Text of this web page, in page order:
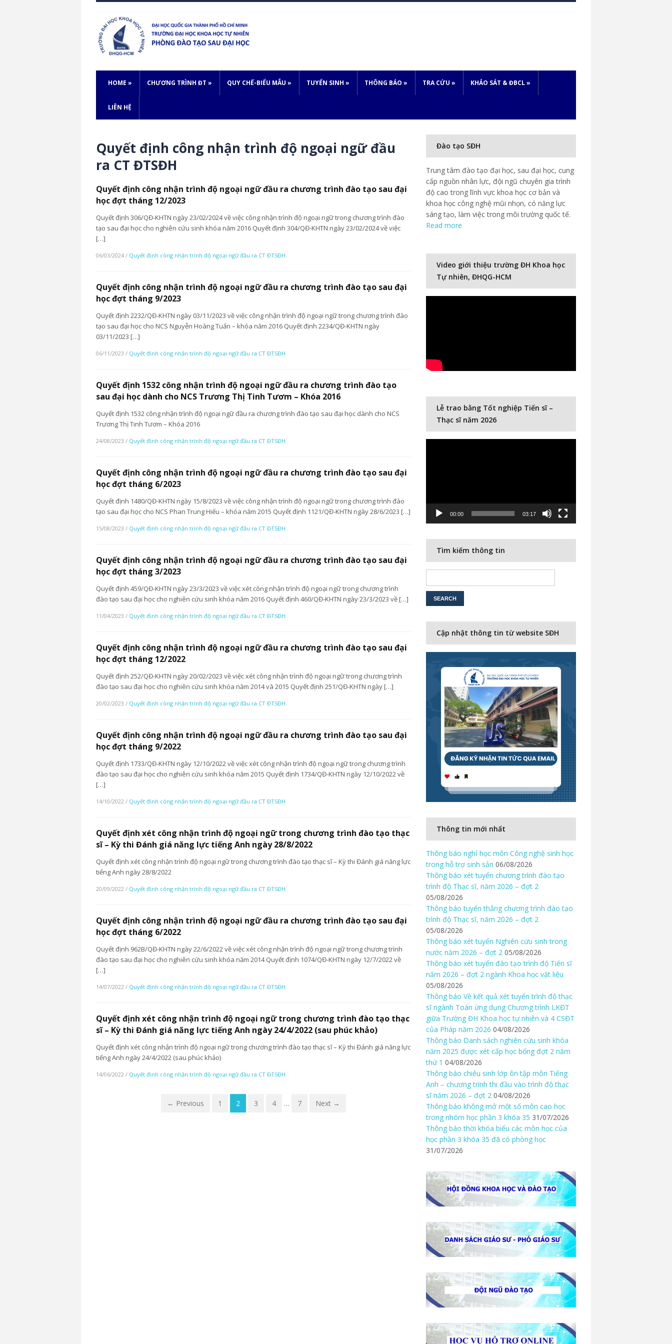
HOME » CHƯƠNG TRÌNH ĐT » QUY CHẾ-BIỂU MẪU » TUYỂN SINH » THÔNG BÁO » TRA CỨU » KHẢO SÁT & ĐBCL»
LIÊN HỆ
Quyết định công nhận trình độ ngoại ngữ đầu
ra CT ĐTSĐH
Quyết định công nhận trình độ ngoại ngữ đầu ra chương trình đào tạo sau đại
học đợt tháng 12/2023
Quyết định 306/QĐ-KHTN ngày 23/02/2024 về việc công nhận trình độ ngoại ngữ trong chương trình đào
tạo sau đại học cho nghiên cứu sinh khóa năm 2016 Quyết định 304/QĐ-KHTN ngày 23/02/2024 về việc
[…]
06/03/2024 / Quyết định công nhận trình độ ngoại ngữ đầu ra CT ĐTSĐH
Quyết định công nhận trình độ ngoại ngữ đầu ra chương trình đào tạo sau đại
học đợt tháng 9/2023
Quyết định 2232/QĐ-KHTN ngày 03/11/2023 về việc công nhận trình độ ngoại ngữ trong chương trình đào
tạo sau đại học cho NCS Nguyễn Hoàng Tuấn – khóa năm 2016 Quyết định 2234/QĐ-KHTN ngày
03/11/2023 […]
06/11/2023 / Quyết định công nhận trình độ ngoại ngữ đầu ra CT ĐTSĐH
Quyết định 1532 công nhận trình độ ngoại ngữ đầu ra chương trình đào tạo
sau đại học dành cho NCS Trương Thị Tinh Tươm – Khóa 2016
Quyết định 1532 công nhận trình độ ngoại ngữ đầu ra chương trình đào tạo sau đại học dành cho NCS
Trương Thị Tinh Tươm – Khóa 2016
24/08/2023 / Quyết định công nhận trình độ ngoại ngữ đầu ra CT ĐTSĐH
Quyết định công nhận trình độ ngoại ngữ đầu ra chương trình đào tạo sau đại
học đợt tháng 6/2023
Quyết định 1480/QĐ-KHTN ngày 15/8/2023 về việc công nhận trình độ ngoại ngữ trong chương trình đào
tạo sau đại học cho NCS Phan Trung Hiếu – khóa năm 2015 Quyết định 1121/QĐ-KHTN ngày 28/6/2023 […]
15/08/2023 / Quyết định công nhận trình độ ngoại ngữ đầu ra CT ĐTSĐH
Quyết định công nhận trình độ ngoại ngữ đầu ra chương trình đào tạo sau đại
học đợt tháng 3/2023
Quyết định 459/QĐ-KHTN ngày 23/3/2023 về việc xét công nhận trình độ ngoại ngữ trong chương trình
đào tạo sau đại học cho nghiên cứu sinh khóa năm 2016 Quyết định 460/QĐ-KHTN ngày 23/3/2023 về […]
11/04/2023 / Quyết định công nhận trình độ ngoại ngữ đầu ra CT ĐTSĐH
Quyết định công nhận trình độ ngoại ngữ đầu ra chương trình đào tạo sau đại
học đợt tháng 12/2022
Quyết định 252/QĐ-KHTN ngày 20/02/2023 về việc xét công nhận trình độ ngoại ngữ trong chương trình
đào tạo sau đại học cho nghiên cứu sinh khóa năm 2014 và 2015 Quyết định 251/QĐ-KHTN ngày […]
20/02/2023 / Quyết định công nhận trình độ ngoại ngữ đầu ra CT ĐTSĐH
Quyết định công nhận trình độ ngoại ngữ đầu ra chương trình đào tạo sau đại
học đợt tháng 9/2022
Quyết định 1733/QĐ-KHTN ngày 12/10/2022 về việc xét công nhận trình độ ngoại ngữ trong chương trình
đào tạo sau đại học cho nghiên cứu sinh khóa năm 2015 Quyết định 1734/QĐ-KHTN ngày 12/10/2022 về
[…]
14/10/2022 / Quyết định công nhận trình độ ngoại ngữ đầu ra CT ĐTSĐH
Quyết định xét công nhận trình độ ngoại ngữ trong chương trình đào tạo thạc
sĩ – Kỳ thi Đánh giá năng lực tiếng Anh ngày 28/8/2022
Quyết định xét công nhận trình độ ngoại ngữ trong chương trình đào tạo thạc sĩ – Kỳ thi Đánh giá năng lực
tiếng Anh ngày 28/8/2022
20/09/2022 / Quyết định công nhận trình độ ngoại ngữ đầu ra CT ĐTSĐH
Quyết định công nhận trình độ ngoại ngữ đầu ra chương trình đào tạo sau đại
học đợt tháng 6/2022
Quyết định 962B/QĐ-KHTN ngày 22/6/2022 về việc xét công nhận trình độ ngoại ngữ trong chương trình
đào tạo sau đại học cho nghiên cứu sinh khóa năm 2014 Quyết định 1074/QĐ-KHTN ngày 12/7/2022 về
[…]
14/07/2022 / Quyết định công nhận trình độ ngoại ngữ đầu ra CT ĐTSĐH
Quyết định xét công nhận trình độ ngoại ngữ trong chương trình đào tạo thạc
sĩ – Kỳ thi Đánh giá năng lực tiếng Anh ngày 24/4/2022 (sau phúc khảo)
Quyết định xét công nhận trình độ ngoại ngữ trong chương trình đào tạo thạc sĩ – Kỳ thi Đánh giá năng lực
tiếng Anh ngày 24/4/2022 (sau phúc khảo)
14/06/2022 / Quyết định công nhận trình độ ngoại ngữ đầu ra CT ĐTSĐH
← Previous 1 2 3 4 … 7 Next →
Đào tạo SĐH
Trung tâm đào tạo đại học, sau đại học, cung
cấp nguồn nhân lực, đội ngũ chuyên gia trình
độ cao trong lĩnh vực khoa học cơ bản và
khoa học công nghệ mũi nhọn, có năng lực
sáng tạo, làm việc trong môi trường quốc tế.
Read more
Video giới thiệu trường ĐH Khoa học
Tự nhiên, ĐHQG-HCM
Lễ trao bằng Tốt nghiệp Tiến sĩ –
Thạc sĩ năm 2026
00:00 03:17
Tìm kiếm thông tin
Cập nhật thông tin từ website SĐH
Thông tin mới nhất
Thông báo nghỉ học môn Công nghệ sinh học
trong hỗ trợ sinh sản 06/08/2026
Thông báo xét tuyển chương trình đào tạo
trình độ Thạc sĩ, năm 2026 – đợt 2
05/08/2026
Thông báo tuyển thẳng chương trình đào tạo
trình độ Thạc sĩ, năm 2026 – đợt 2
05/08/2026
Thông báo xét tuyển Nghiên cứu sinh trong
nước năm 2026 – đợt 2 05/08/2026
Thông báo xét tuyển đào tạo trình độ Tiến sĩ
năm 2026 – đợt 2 ngành Khoa học vật liệu
05/08/2026
Thông báo Về kết quả xét tuyển trình độ thạc
sĩ ngành Toán ứng dụng Chương trình LKĐT
giữa Trường ĐH Khoa học tự nhiên và 4 CSĐT
của Pháp năm 2026 04/08/2026
Thông báo Danh sách nghiên cứu sinh khóa
năm 2025 được xét cấp học bổng đợt 2 năm
thứ 1 04/08/2026
Thông báo chiêu sinh lớp ôn tập môn Tiếng
Anh – chương trình thi đầu vào trình độ thạc
sĩ năm 2026 – đợt 2 04/08/2026
Thông báo không mở một số môn cao học
trong nhóm học phần 3 khóa 35 31/07/2026
Thông báo thời khóa biểu các môn học của
học phần 3 khóa 35 đã có phòng học
31/07/2026